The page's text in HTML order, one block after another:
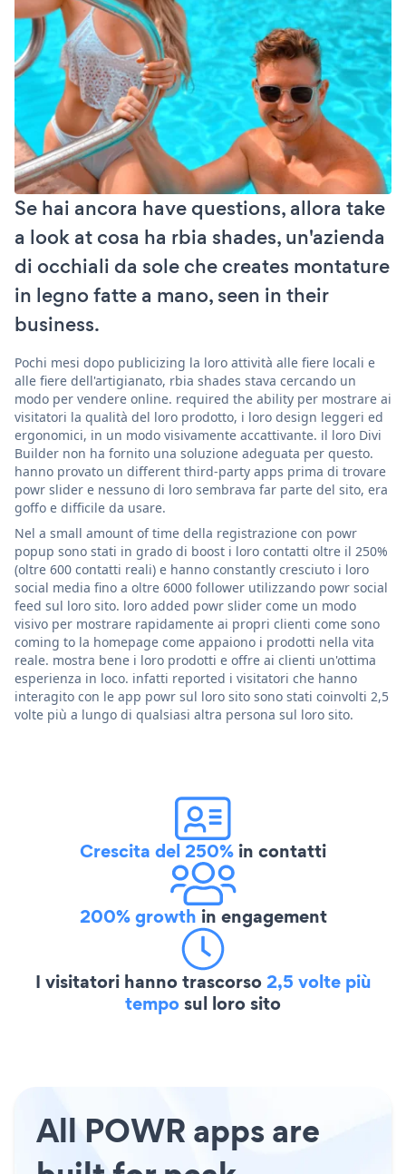
Se hai ancora have questions, allora take
a look at cosa ha rbia shades, un'azienda
di occhiali da sole che creates montature
in legno fatte a mano, seen in their
business.
Pochi mesi dopo publicizing la loro attività alle fiere locali e
alle fiere dell'artigianato, rbia shades stava cercando un
modo per vendere online. required the ability per mostrare ai
visitatori la qualità del loro prodotto, i loro design leggeri ed
ergonomici, in un modo visivamente accattivante. il loro Divi
Builder non ha fornito una soluzione adeguata per questo.
hanno provato un different third-party apps prima di trovare
powr slider e nessuno di loro sembrava far parte del sito, era
goffo e difficile da usare.
Nel a small amount of time della registrazione con powr
popup sono stati in grado di boost i loro contatti oltre il 250%
(oltre 600 contatti reali) e hanno constantly cresciuto i loro
social media fino a oltre 6000 follower utilizzando powr social
feed sul loro sito. loro added powr slider come un modo
visivo per mostrare rapidamente ai propri clienti come sono
coming to la homepage come appaiono i prodotti nella vita
reale. mostra bene i loro prodotti e offre ai clienti un'ottima
esperienza in loco. infatti reported i visitatori che hanno
interagito con le app powr sul loro sito sono stati coinvolti 2,5
volte più a lungo di qualsiasi altra persona sul loro sito.
Crescita del 250% in contatti
200% growth in engagement
I visitatori hanno trascorso2,5 volte più
temposul loro sito
All POWR apps are